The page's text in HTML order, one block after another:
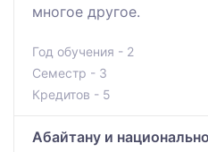
многое другое.
Год обучения - 2
Семестр - 3
Кредитов - 5
Абайтану и